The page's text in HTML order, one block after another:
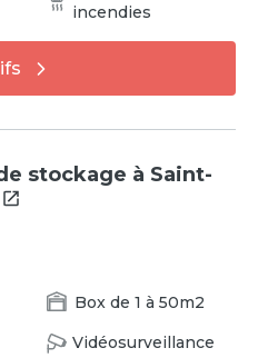
incendies
stockage à Saint-
Boxde 1 à 50m2
Vidéosurveillance